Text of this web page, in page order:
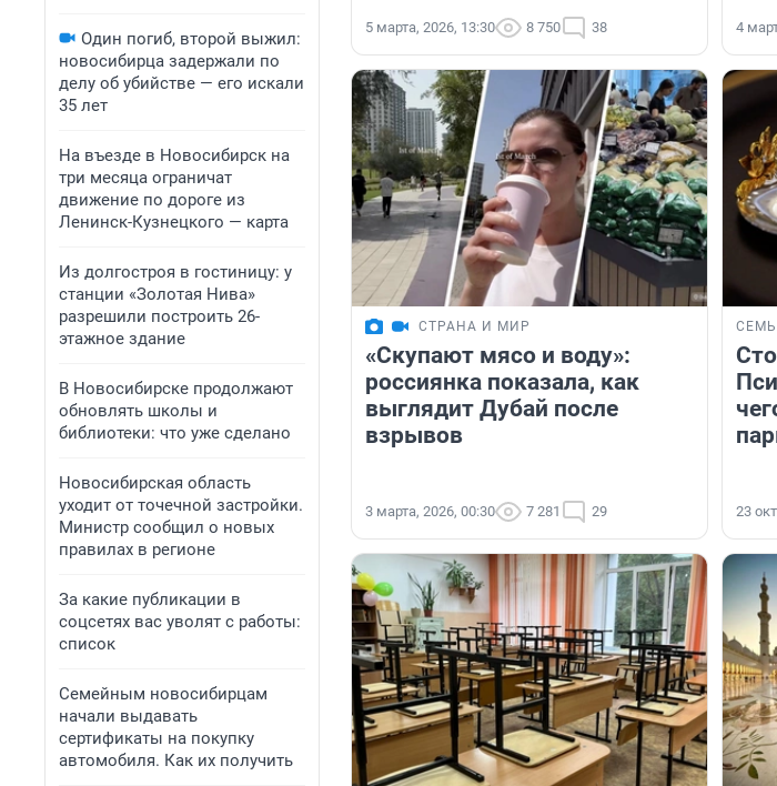
Один погиб, второй выжил:
новосибирца задержали по
делу об убийстве — его искали
35 лет
На въезде в Новосибирск на
три месяца ограничат
движение по дороге из
Ленинск-Кузнецкого — карта
Из долгостроя в гостиницу: у
станции «Золотая Нива»
разрешили построить 26-
этажное здание
В Новосибирске продолжают
обновлять школы и
библиотеки: что уже сделано
Новосибирская область
уходит от точечной застройки.
Министр сообщил о новых
правилах в регионе
За какие публикации в
соцсетях вас уволят с работы:
список
Семейным новосибирцам
начали выдавать
сертификаты на покупку
автомобиля. Как их получить
5 марта, 2026, 13:30 8 750 38 4
СТРАНА И МИР
«Скупают мясо и воду»:
россиянка показала, как
выглядит Дубай после
взрывов
3 марта, 2026, 00:30 7 281 29 23